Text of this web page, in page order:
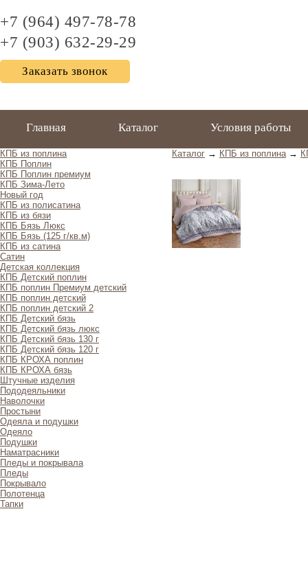
+7 (964) 497-78-78
+7 (903) 632-29-29
Заказать звонок
Главная Каталог Условия работы
КПБ из поплина
КПБ Поплин
КПБ Поплин премиум
КПБ Зима-Лето
Новый год
КПБ из полисатина
КПБ из бязи
КПБ Бязь Люкс
КПБ Бязь (125 г/кв.м)
КПБ из сатина
Сатин
Детская коллекция
КПБ Детский поплин
КПБ поплин Премиум детский
КПБ поплин детский
КПБ поплин детский 2
КПБ Детский бязь
КПБ Детский бязь люкс
КПБ Детский бязь 130 г
КПБ Детский бязь 120 г
КПБ КРОХА поплин
КПБ КРОХА бязь
Штучные изделия
Пододеяльники
Наволочки
Простыни
Одеяла и подушки
Одеяло
Подушки
Наматрасники
Пледы и покрывала
Пледы
Покрывало
Полотенца
Тапки
Каталог → КПБ из поплина→